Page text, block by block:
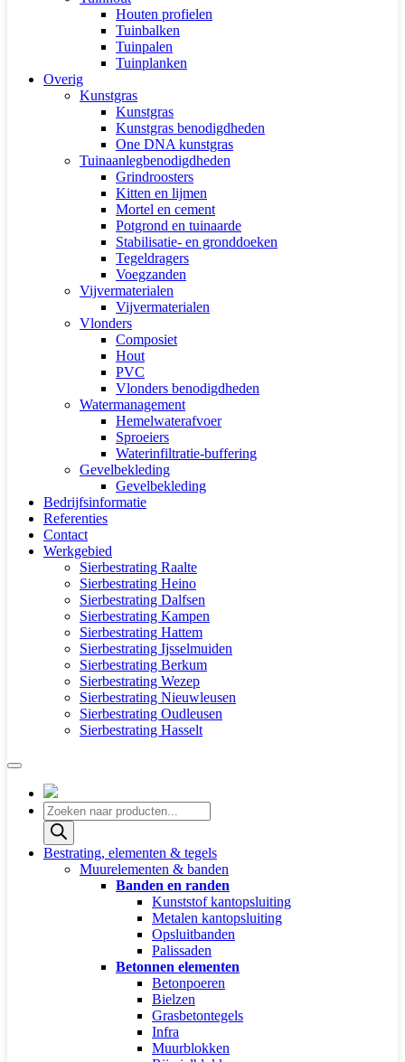
Houten profielen
Tuinbalken
Tuinpalen
Tuinplanken
Overig
Kunstgras
Kunstgras
Kunstgras benodigdheden
One DNA kunstgras
Tuinaanlegbenodigdheden
Grindroosters
Kitten en lijmen
Mortel en cement
Potgrond en tuinaarde
Stabilisatie- en gronddoeken
Tegeldragers
Voegzanden
Vijvermaterialen
Vijvermaterialen
Vlonders
Composiet
Hout
PVC
Vlonders benodigdheden
Watermanagement
Hemelwaterafvoer
Sproeiers
Waterinfiltratie-buffering
Gevelbekleding
Gevelbekleding
Bedrijfsinformatie
Referenties
Contact
Werkgebied
Sierbestrating Raalte
Sierbestrating Heino
Sierbestrating Dalfsen
Sierbestrating Kampen
Sierbestrating Hattem
Sierbestrating Ijsselmuiden
Sierbestrating Berkum
Sierbestrating Wezep
Sierbestrating Nieuwleusen
Sierbestrating Oudleusen
Sierbestrating Hasselt
Producten
zoeken
Bestrating, elementen & tegels
Muurelementen & banden
Banden en randen
Kunststof kantopsluiting
Metalen kantopsluiting
Opsluitbanden
Palissaden
Betonnen elementen
Betonpoeren
Bielzen
Grasbetontegels
Infra
Muurblokken